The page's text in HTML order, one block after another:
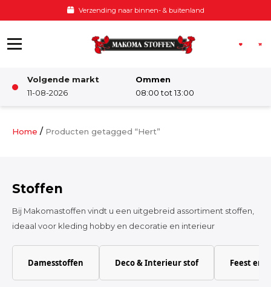
Voor 12:00 besteld, zelfde dag verzonden
Volgende markt
11-08-2026
Ommen
08:00 tot 13:00
Damesstoffen
Katoen
Home / Producten getagged “Hert”
Stoffen
Bij Makomastoffen vindt u een uitgebreid assortiment stoffen,
ideaal voor kleding hobby en decoratie en interieur
Damesstoffen Deco & Interieur stof Feest en